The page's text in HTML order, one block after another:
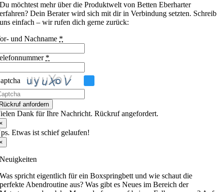
Du möchtest mehr über die Produktwelt von Betten Eberharter
erfahren? Dein Berater wird sich mit dir in Verbindung setzten. Schreib
uns einfach – wir rufen dich gerne zurück:
und Nachname *
*
anfordern
Dank für Ihre Nachricht. Rückruf angefordert.
Etwas ist schief gelaufen!
Neuigkeiten
Was spricht eigentlich für ein Boxspringbett und wie schaut die
perfekte Abendroutine aus? Was gibt es Neues im Bereich der